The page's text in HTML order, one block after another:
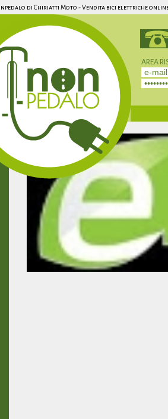
di Chiriatti Moto - Vendita bici elettriche
AREA